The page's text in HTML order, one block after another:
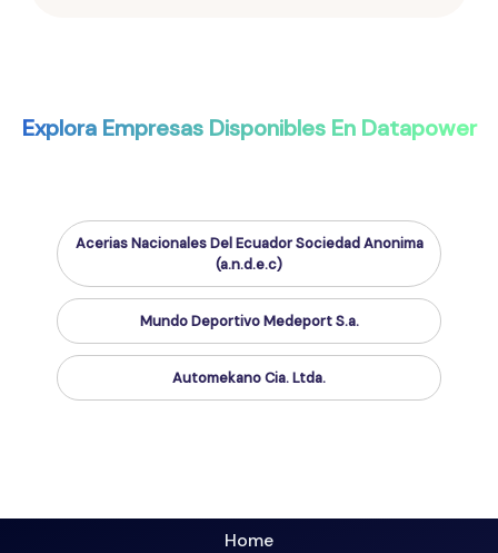
Explora Empresas Disponibles En Datapower
Acerias Nacionales Del Ecuador Sociedad Anonima
(a.n.d.e.c)
Mundo Deportivo Medeport S.a.
Automekano Cia. Ltda.
Home